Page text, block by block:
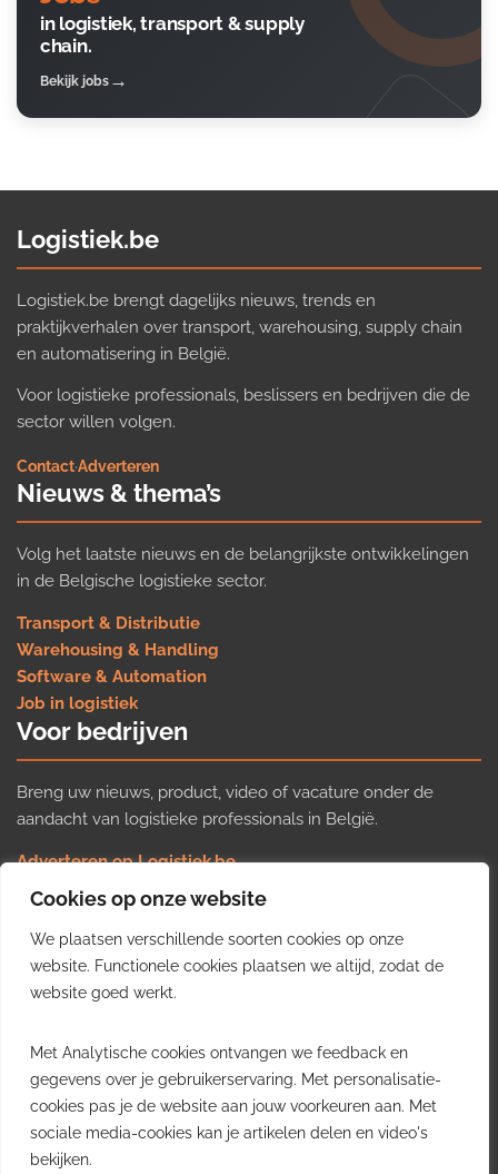
Cookies op onze website
We plaatsen verschillende soorten cookies op onze
website. Functionele cookies plaatsen we altijd, zodat de
website goed werkt.
Met Analytische cookies ontvangen we feedback en
gegevens over je gebruikerservaring. Met personalisatie-
cookies pas je de website aan jouw voorkeuren aan. Met
sociale media-cookies kan je artikelen delen en video's
bekijken.
in logistiek, transport & supply
chain.
Bekijk jobs
Logistiek.be
Logistiek.be brengt dagelijks nieuws, trends en
praktijkverhalen over transport, warehousing, supply chain
en automatisering in België.
Voor logistieke professionals, beslissers en bedrijven die de
sector willen volgen.
Contact·Adverteren
Nieuws & thema’s
Volg het laatste nieuws en de belangrijkste ontwikkelingen
in de Belgische logistieke sector.
Transport & Distributie
Warehousing & Handling
Software & Automation
Job in logistiek
Voor bedrijven
Breng uw nieuws, product, video of vacature onder de
aandacht van logistieke professionals in België.
Adverteren op Logistiek.be
Nieuws insturen
Uw video op Logistiek.TV
Job plaatsen
Gratis wekelijkse update
inzichten uit de Belgische logistieke sector in uw inbox.
Ontvang je gratis
wekelijkse update